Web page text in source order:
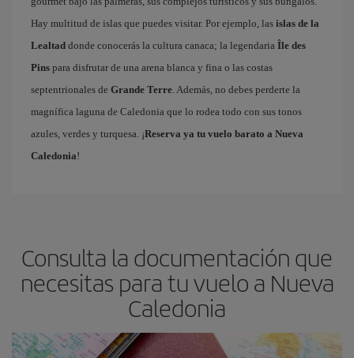
Hay multitud de islas que puedes visitar. Por ejemplo, las islas de la
Lealtad donde conocerás la cultura canaca; la legendaria Île des
Pins para disfrutar de una arena blanca y fina o las costas
septentrionales de Grande Terre . Además, no debes perderte la
magnífica laguna de Caledonia que lo rodea todo con sus tonos
azules, verdes y turquesa. ¡Reserva ya tu vuelo barato a Nueva
Caledonia!
Consulta la documentación que
necesitas para tu vuelo a Nueva
Caledonia